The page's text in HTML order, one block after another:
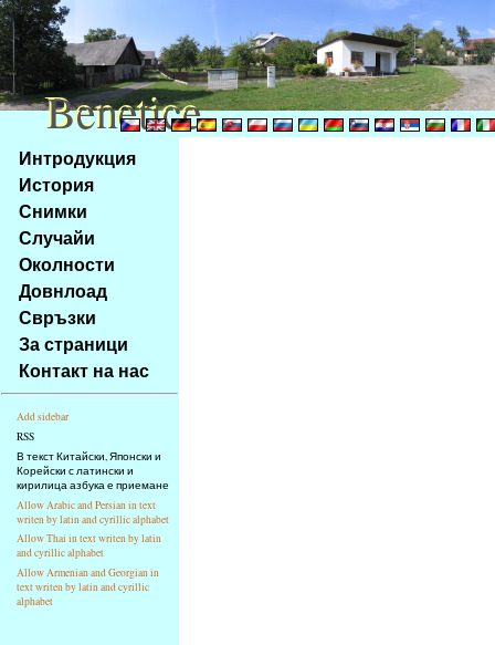
Na
obsah
stránky
Klávesové
zkratky
tomto
webu
základní
Hlavní
strana
Интродукция
История
Снимки
Случайи
Околности
Довнлоад
Свръзки
За страници
Контакт на нас
Add sidebar
RSS
В текст Китайски, Японски и
Корейски с латински и
кирилица азбука е приемане
Allow Arabic and Persian in text
writen by latin and cyrillic alphabet
Allow Thai in text writen by latin
and cyrillic alphabet
Allow Armenian and Georgian in
text writen by latin and cyrillic
alphabet
Benetice
Benetice